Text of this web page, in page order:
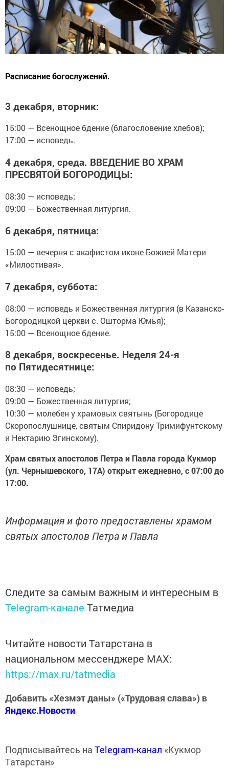
Расписание богослужений.
3 декабря, вторник:
15:00 — Всенощное бдение (благословение хлебов);
17:00 — исповедь.
4 декабря, среда. ВВЕДЕНИЕ ВО ХРАМ
ПРЕСВЯТОЙ БОГОРОДИЦЫ:
08:30 — исповедь;
09:00 — Божественная литургия.
6 декабря, пятница:
15:00 — вечерня с акафистом иконе Божией Матери
«Милостивая».
7 декабря, суббота:
08:00 — исповедь и Божественная литургия (в Казанско-
Богородицкой церкви с. Ошторма Юмья);
15:00 — Всенощное бдение.
8 декабря, воскресенье. Неделя 24-я
по Пятидесятнице:
08:30 — исповедь;
09:00 — Божественная литургия;
10:30 — молебен у храмовых святынь (Богородице
Скоропослушнице, святым Спиридону Тримифунтскому
и Нектарию Эгинскому).
Храм святых апостолов Петра и Павла города Кукмор
(ул. Чернышевского, 17А) открыт ежедневно, с 07:00 до
17:00.
Информация и фото предоставлены храмом
святых апостолов Петра и Павла
Следите за самым важным и интересным в
Telegram-канале Татмедиа
Читайте новости Татарстана в
национальном мессенджере MАХ:
https://max.ru/tatmedia
Добавить «Хезмэт даны» («Трудовая слава») в
Яндекс.Новости
Подписывайтесь на Telegram-канал «Кукмор
Татарстан»